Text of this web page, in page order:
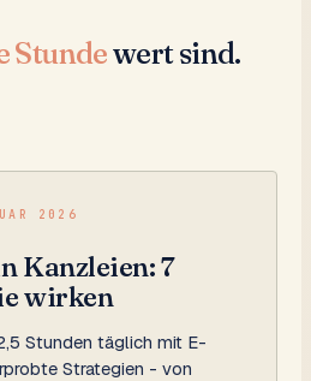
Stundewert sind.
2026
Kanzleien: 7
wirken
Stunden täglich mit E-
Strategien - von